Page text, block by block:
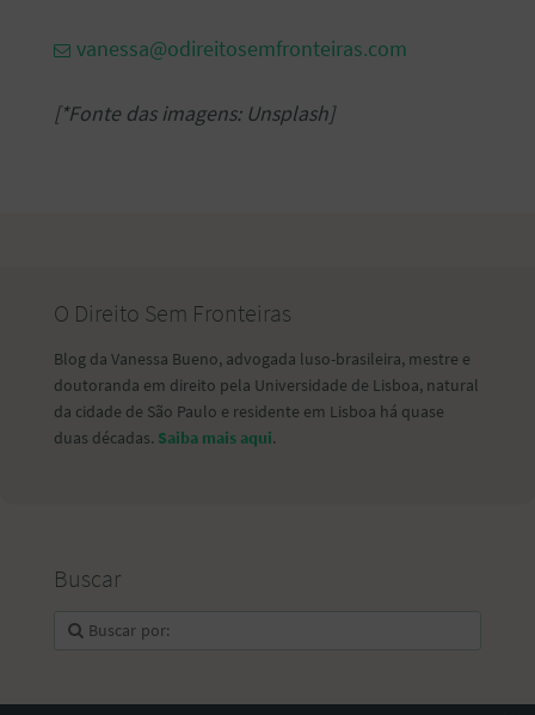
vanessa@odireitosemfronteiras.com
[*Fonte das imagens: Unsplash]
O Direito Sem Fronteiras
Blog da Vanessa Bueno, advogada luso-brasileira, mestre e
doutoranda em direito pela Universidade de Lisboa, natural
da cidade de São Paulo e residente em Lisboa há quase
duas décadas. Saiba mais aqui.
Buscar